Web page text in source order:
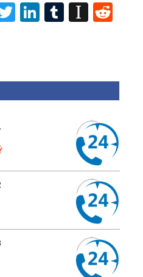
TwitterLinkedIn
Tumblr